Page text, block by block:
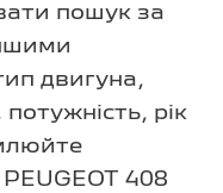
пошук за
двигуна,
рік
408